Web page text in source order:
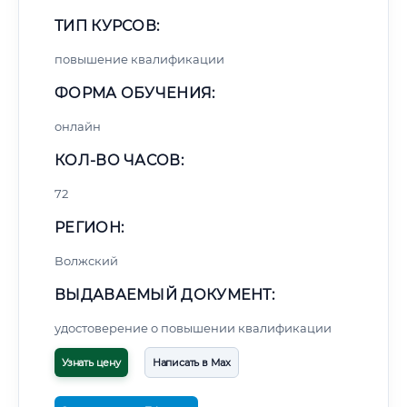
ТИП КУРСОВ:
повышение квалификации
ФОРМА ОБУЧЕНИЯ:
онлайн
КОЛ-ВО ЧАСОВ:
72
РЕГИОН:
Волжский
ВЫДАВАЕМЫЙ ДОКУМЕНТ:
удостоверение о повышении квалификации
Узнать цену Написать в Max